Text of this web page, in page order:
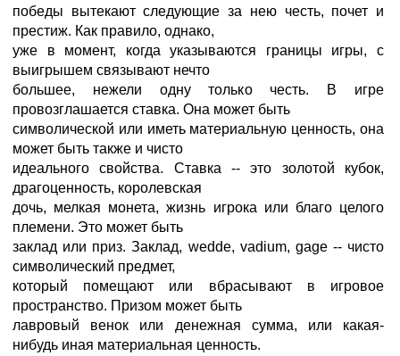
победы вытекают следующие за нею честь, почет и
престиж. Как правило, однако,
уже в момент, когда указываются границы игры, с
выигрышем связывают нечто
большее, нежели одну только честь. В игре
провозглашается ставка. Она может быть
символической или иметь материальную ценность, она
может быть также и чисто
идеального свойства. Ставка -- это золотой кубок,
драгоценность, королевская
дочь, мелкая монета, жизнь игрока или благо целого
племени. Это может быть
заклад или приз. Заклад, wedde, vadium, gage -- чисто
символический предмет,
который помещают или вбрасывают в игровое
пространство. Призом может быть
лавровый венок или денежная сумма, или какая-
нибудь иная материальная ценность.